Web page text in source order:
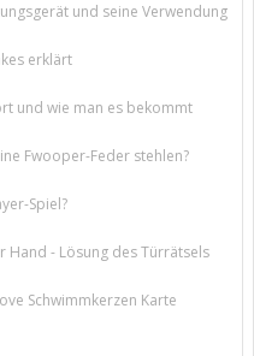
und seine Verwendung
erklärt
und wie man es bekommt
Fwooper-Feder stehlen?
Spiel?
Hand - Lösung des Türrätsels
Schwimmkerzen Karte